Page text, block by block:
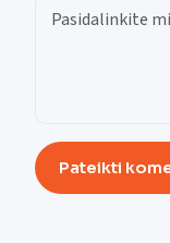
Pateikti